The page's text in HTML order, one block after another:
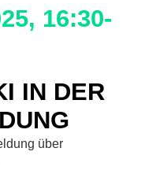
16:30-
IN DER
über